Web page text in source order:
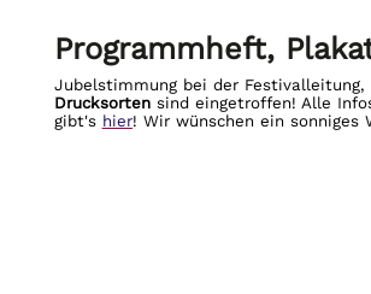
Programmheft,
Jubelstimmung bei der Festivalleitung,
Drucksortensind eingetroffen! Alle
gibt's hier! Wir wünschen ein sonniges